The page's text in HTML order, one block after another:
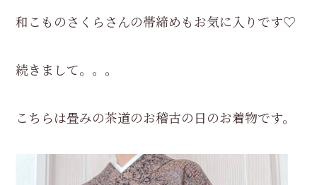
和こものさくらさんの帯締めもお気に入りです♡
続きまして。。。
こちらは畳みの茶道のお稽古の日のお着物です。